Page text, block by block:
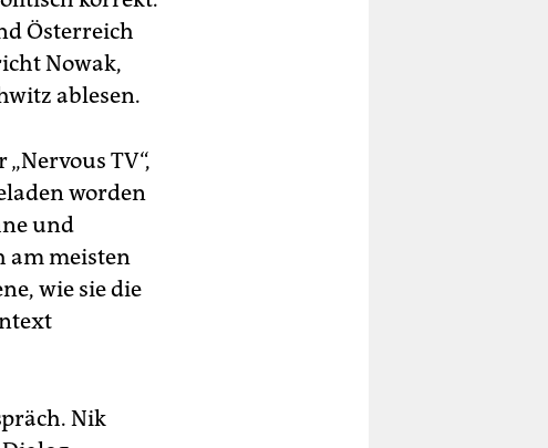
Österreich
Nowak,
ablesen.
TV“,
worden
und
am meisten
wie sie die
Nik